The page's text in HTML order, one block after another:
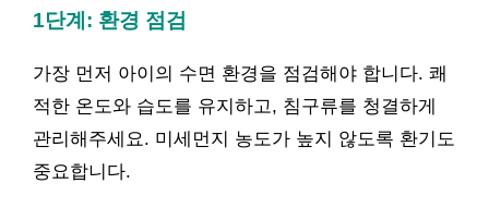
1단계: 환경 점검
가장 먼저 아이의 수면 환경을 점검해야 합니다. 쾌
적한 온도와 습도를 유지하고, 침구류를 청결하게
관리해주세요. 미세먼지 농도가 높지 않도록 환기도
중요합니다.